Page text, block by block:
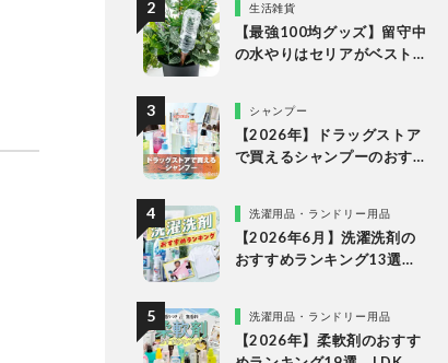
をプロと比較
生活雑貨
【最強100均グッズ】留守中
の水やりはセリアがベスト
シャンプー
【2026年】ドラッグストア
で買えるシャンプーのおす
比較洗濯用品・ランドリー用品
【2026年6月】洗濯洗剤の
おすすめランキング13選。
検証洗濯用品・ランドリー用品
【2026年】柔軟剤のおすす